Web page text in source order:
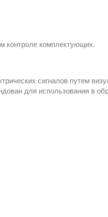
контроле комплектующих.
сигналов путем
для использования в